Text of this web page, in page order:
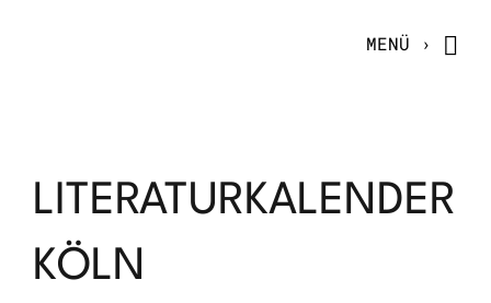
LITERATURKALENDER
KÖLN